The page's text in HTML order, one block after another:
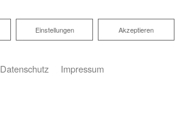
Akzeptieren
Einstellungen
Datenschutz Impressum